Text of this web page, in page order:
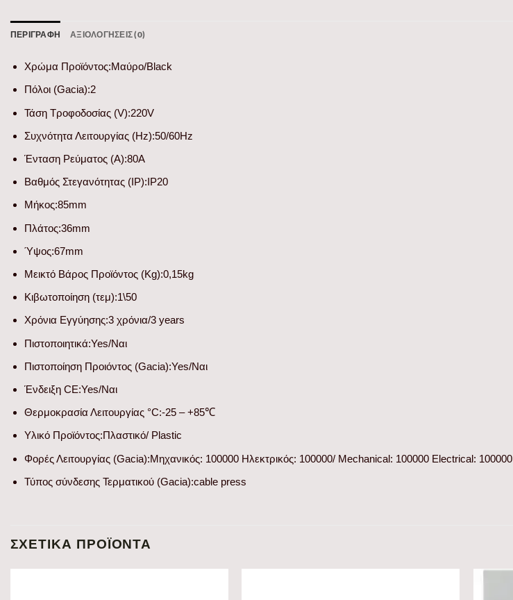
ΠΕΡΙΓΡΑΦΉ ΑΞΙΟΛΟΓΉΣΕΙΣ (0)
Χρώμα Προϊόντος:Μαύρο/Black
Πόλοι (Gacia):2
Τάση Τροφοδοσίας (V):220V
Συχνότητα Λειτουργίας (Hz):50/60Hz
Ένταση Ρεύματος (Α):80A
Βαθμός Στεγανότητας (IP):IP20
Μήκος:85mm
Πλάτος:36mm
Ύψος:67mm
Μεικτό Βάρος Προϊόντος (Kg):0,15kg
Κιβωτοποίηση (τεμ):1\50
Χρόνια Εγγύησης:3 χρόνια/3 years
Πιστοποιητικά:Yes/Ναι
Πιστοποίηση Προιόντος (Gacia):Yes/Ναι
Ένδειξη CE:Yes/Ναι
Θερμοκρασία Λειτουργίας °C:-25 – +85℃
Υλικό Προϊόντος:Πλαστικό/ Plastic
Φορές Λειτουργίας (Gacia):Μηχανικός: 100000 Ηλεκτρικός: 100000/ Mechanical: 100000 Electrical: 100000
Τύπος σύνδεσης Τερματικού (Gacia):cable press
ΣΧΕΤΙΚΆ ΠΡΟΪΌΝΤΑ